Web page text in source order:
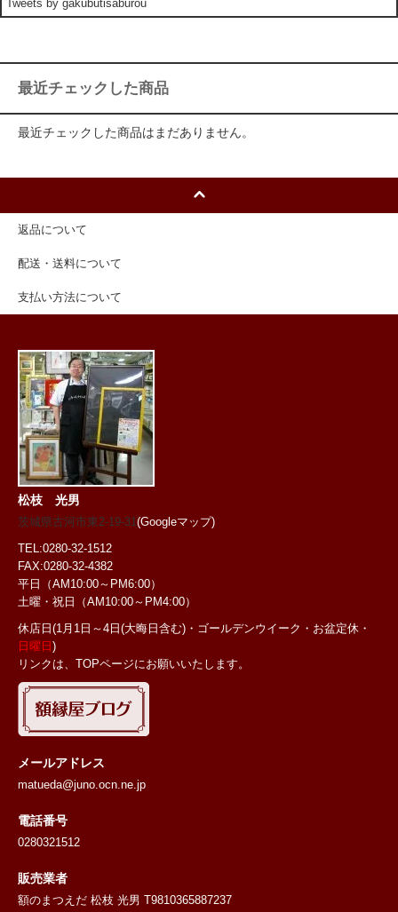
Tweets by gakubutisaburou
最近チェックした商品
最近チェックした商品はまだありません。
返品について
配送・送料について
支払い方法について
松枝 光男
茨城県古河市東2-19-31(Googleマップ)
TEL:0280-32-1512
FAX:0280-32-4382
平日（AM10:00～PM6:00）
土曜・祝日
（AM10:00～PM4:00）
休店日(1月1日～4日(大晦日含む)・ゴールデンウイーク・お盆定休・
日曜日 )
リンクは、TOPページにお願いいたします。
メールアドレス
matueda@juno.ocn.ne.jp
電話番号
0280321512
販売業者
額のまつえだ 松枝 光男 T9810365887237